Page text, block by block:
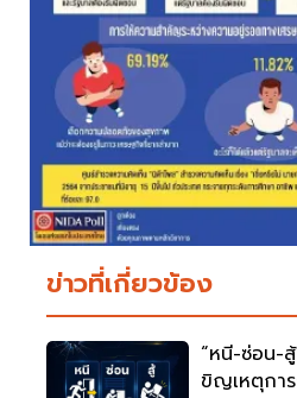
ข่าวที่เกี่ยวข้อง
“หนี-ซ่อน-สู้” วิธีเอาตัวรอดเมื่
ขิญเหตุกา